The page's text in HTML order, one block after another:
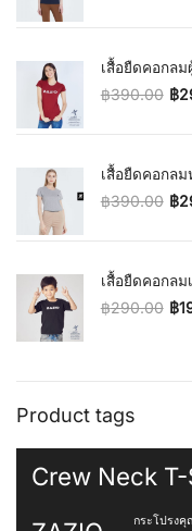
Original price was: ฿
Current price is: ฿299.00.
เสื้อยืดคอกล
฿390.00
Original price was: ฿
฿
Current price is: ฿299.00.
เสื้อยืดคอกล
฿390.00
Original price was: ฿
฿
Current price is: ฿299.00.
เสื้อยืดคอกลม
฿290.00
Original price was: ฿
฿
Current price is: ฿199.00.
Product tags
Crew Neck
กระโปรง